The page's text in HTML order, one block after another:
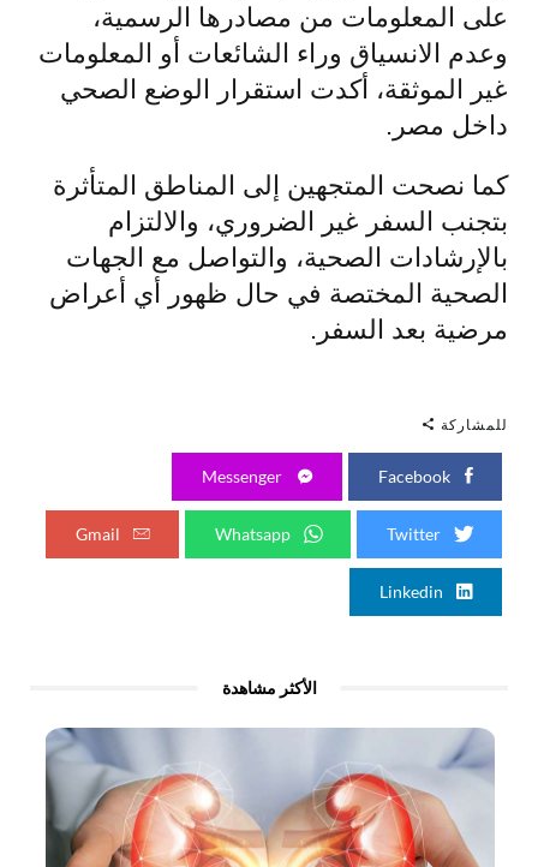
على المعلومات من مصادرها الرسمية،
وعدم الانسياق وراء الشائعات أو المعلومات
غير الموثقة، أكدت استقرار الوضع الصحي
داخل مصر.
كما نصحت المتجهين إلى المناطق المتأثرة
بتجنب السفر غير الضروري، والالتزام
بالإرشادات الصحية، والتواصل مع الجهات
الصحية المختصة في حال ظهور أي أعراض
مرضية بعد السفر.
للمشاركة
الأكثر مشاهدة